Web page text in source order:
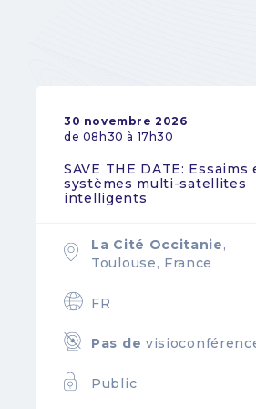
30 novembre 2026
de 08h30 à 17h30
SAVE THE DATE: Essaims
systèmes multi-satellites
intelligents
La Cité Occitanie,
Toulouse, France
FR
Pas de
Public